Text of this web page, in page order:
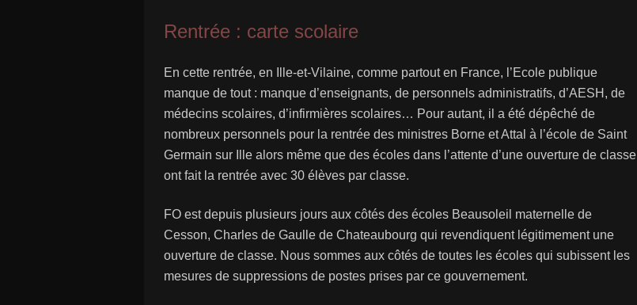
Rentrée : carte scolaire
En cette rentrée, en Ille-et-Vilaine, comme partout en France, l’Ecole publique
manque de tout : manque d’enseignants, de personnels administratifs, d’AESH, de
médecins scolaires, d’infirmières scolaires… Pour autant, il a été dépêché de
nombreux personnels pour la rentrée des ministres Borne et Attal à l’école de Saint
Germain sur Ille alors même que des écoles dans l’attente d’une ouverture de classe
ont fait la rentrée avec 30 élèves par classe.
FO est depuis plusieurs jours aux côtés des écoles Beausoleil maternelle de
Cesson, Charles de Gaulle de Chateaubourg qui revendiquent légitimement une
ouverture de classe. Nous sommes aux côtés de toutes les écoles qui subissent les
mesures de suppressions de postes prises par ce gouvernement.